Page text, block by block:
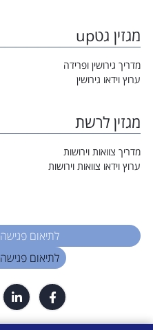
מגזין גטup
מדריך גירושין ופרידה
ערוץ וידאו גירושין
מגזין לרשת
מדריך צוואות וירושות
ערוץ וידאו צוואות וירושות
לתיאום פגישה 03-6708888
לתיאום פגישה 03-6708888